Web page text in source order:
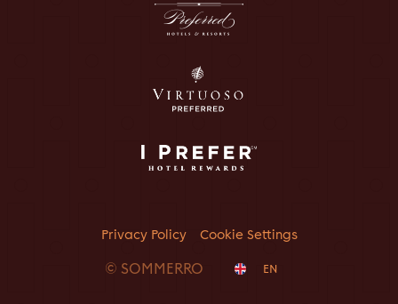
Privacy Policy Cookie Settings
© SOMMERRO EN